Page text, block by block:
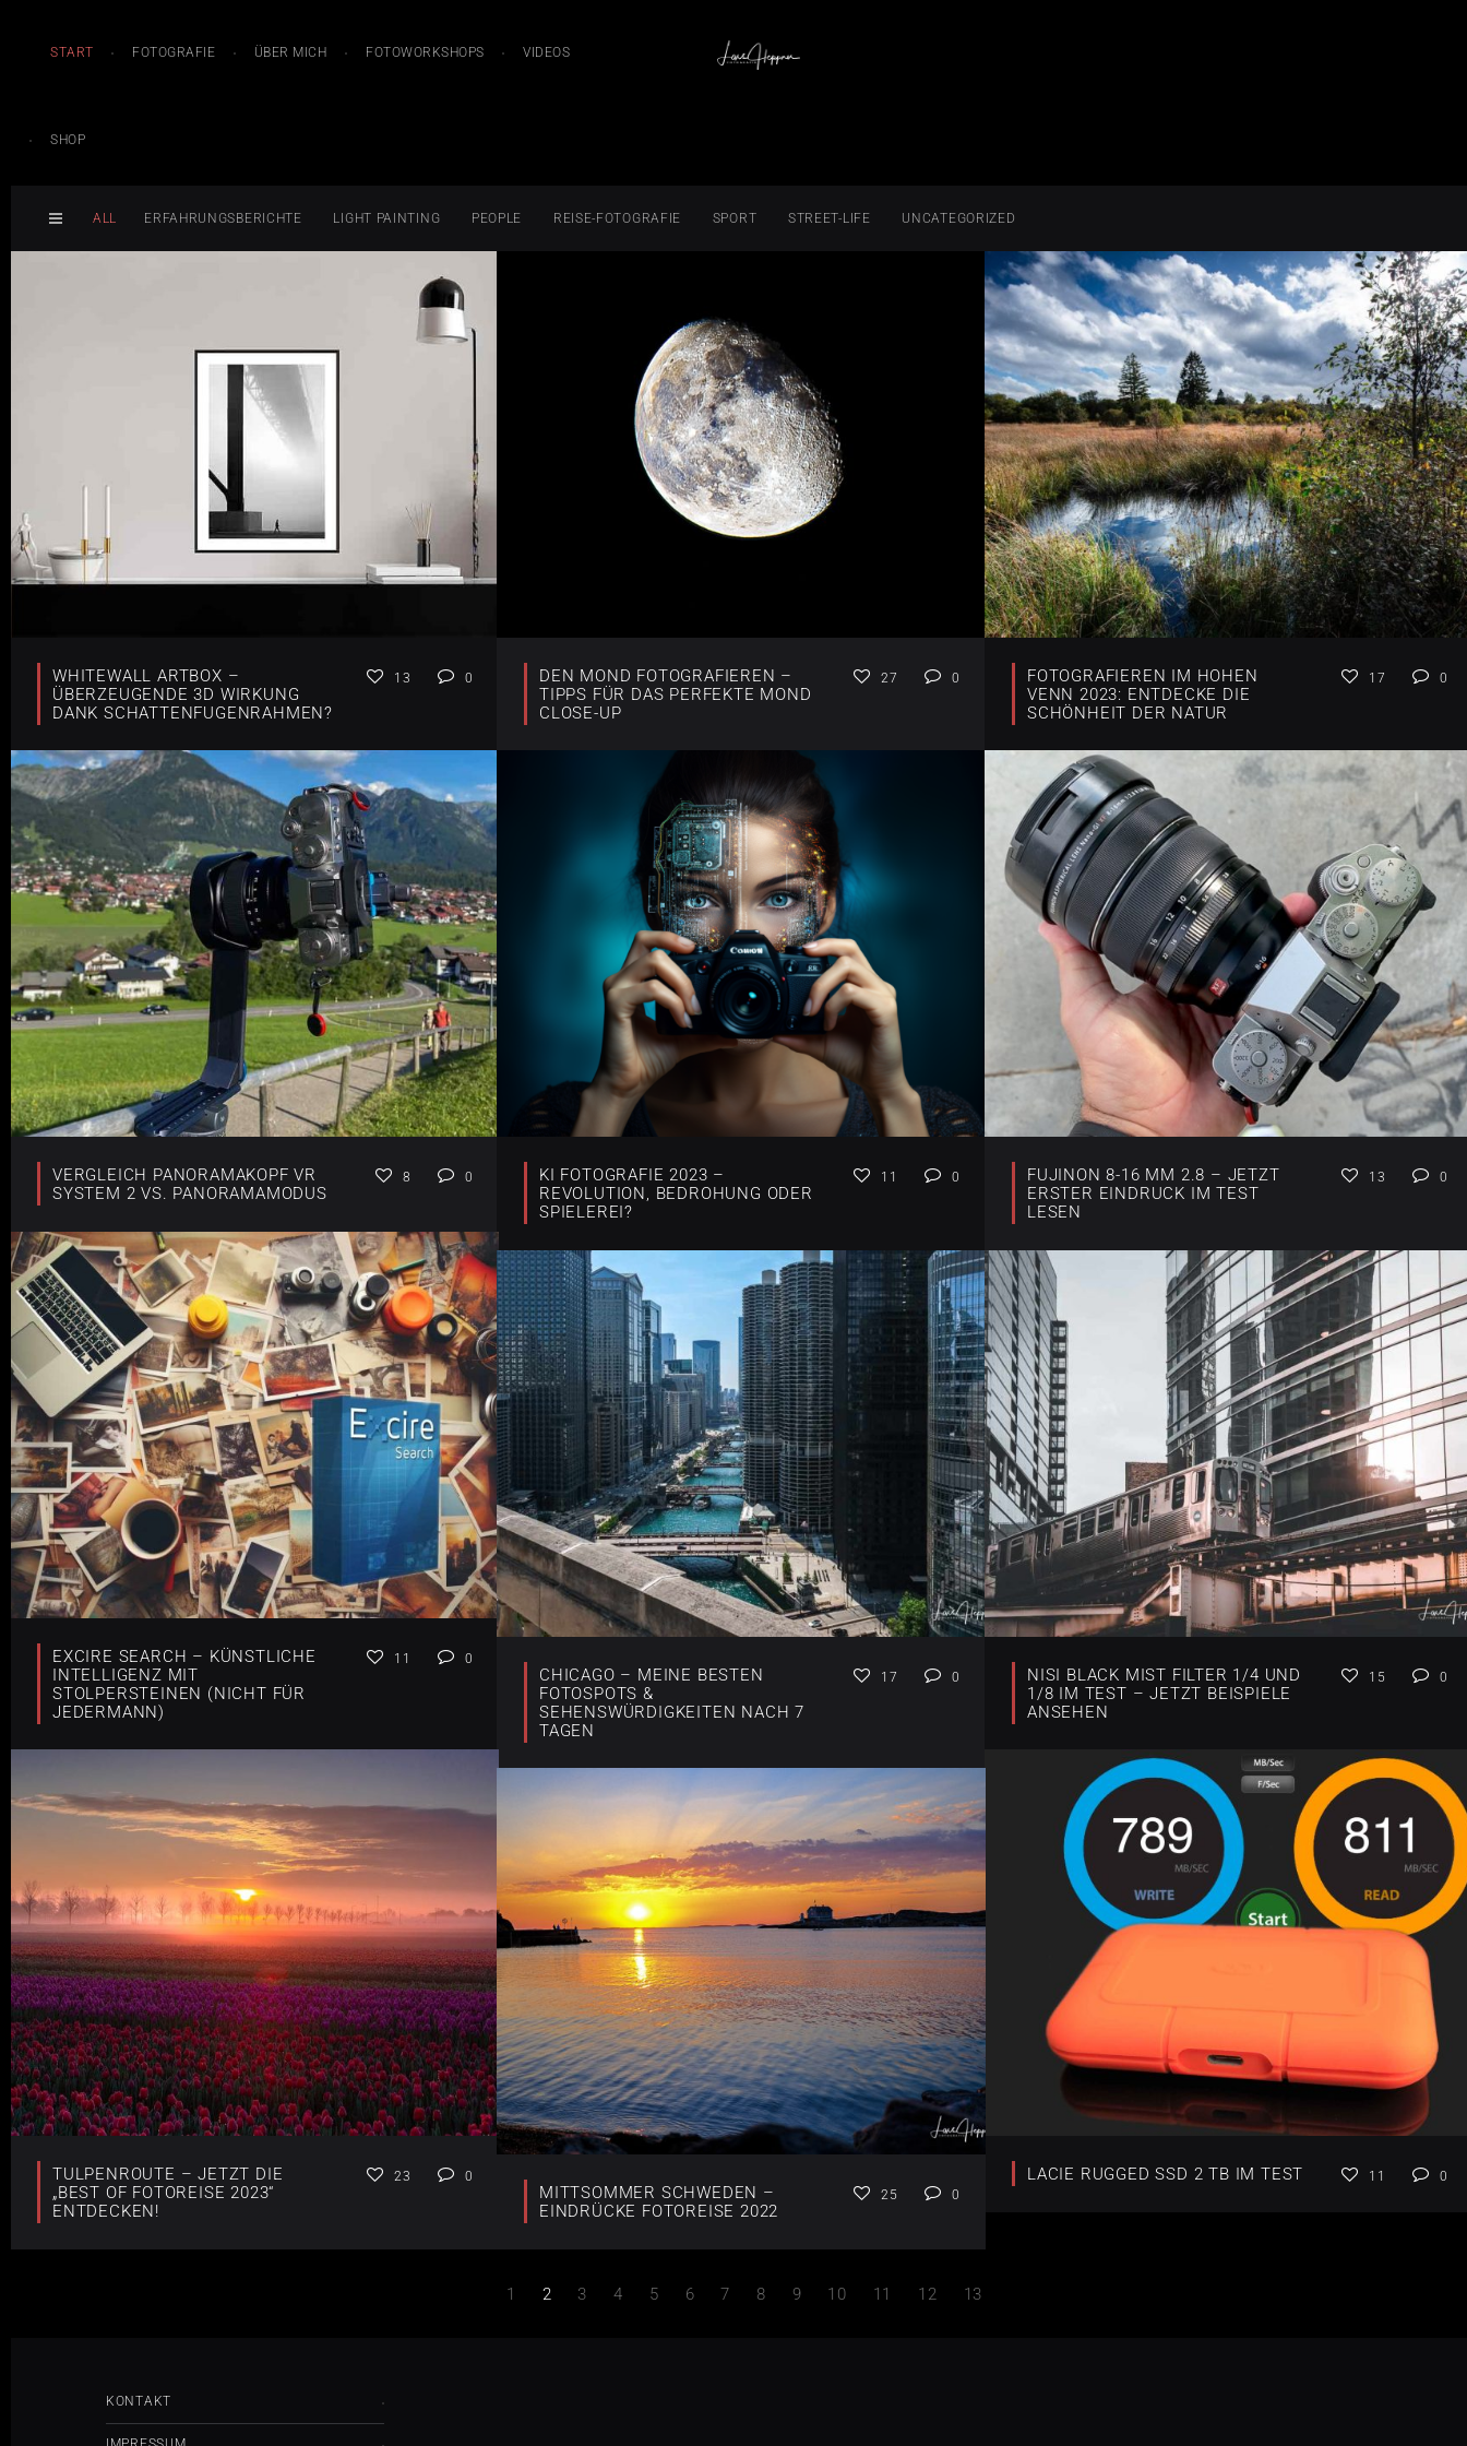
START FOTOGRAFIE ÜBER MICH FOTOWORKSHOPS VIDEOS
SHOP
ALL ERFAHRUNGSBERICHTE LIGHT PAINTING PEOPLE REISE-FOTOGRAFIE SPORT STREET-LIFE UNCATEGORIZED
WHITEWALL ARTBOX –
ÜBERZEUGENDE 3D WIRKUNG
DANK SCHATTENFUGENRAHMEN?
13 0
DEN MOND FOTOGRAFIEREN –
TIPPS FÜR DAS PERFEKTE MOND
CLOSE-UP
27 0
FOTOGRAFIEREN IM HOHEN
VENN 2023: ENTDECKE DIE
SCHÖNHEIT DER NATUR
17 0
VERGLEICH PANORAMAKOPF VR
SYSTEM 2 VS. PANORAMAMODUS
8 0
KI FOTOGRAFIE 2023 –
REVOLUTION, BEDROHUNG ODER
SPIELEREI?
11 0
FUJINON 8-16 MM 2.8 – JETZT
ERSTER EINDRUCK IM TEST
LESEN
13 0
EXCIRE SEARCH – KÜNSTLICHE
INTELLIGENZ MIT
STOLPERSTEINEN (NICHT FÜR
JEDERMANN)
11 0
CHICAGO – MEINE BESTEN
FOTOSPOTS &
SEHENSWÜRDIGKEITEN NACH 7
TAGEN
17 0
NISI BLACK MIST FILTER 1/4 UND
1/8 IM TEST – JETZT BEISPIELE
ANSEHEN
15 0
TULPENROUTE – JETZT DIE
„BEST OF FOTOREISE 2023“
ENTDECKEN!
23 0 LACIE RUGGED SSD 2 TB IM TEST 11 0
MITTSOMMER SCHWEDEN –
EINDRÜCKE FOTOREISE 2022
25 0
1 2 3 4 5 6 7 8 9 10 11 12 13
KONTAKT